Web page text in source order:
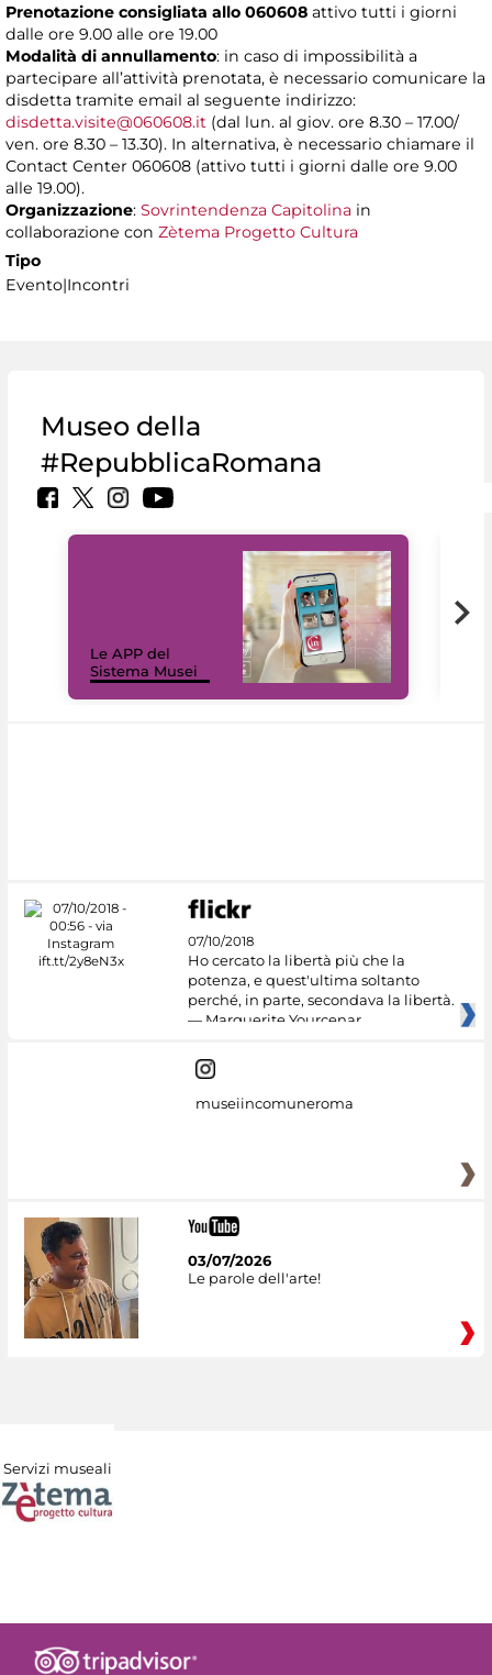
Prenotazione consigliata allo 060608 attivo tutti i giorni
dalle ore 9.00 alle ore 19.00
Modalità di annullamento: in caso di impossibilità a
partecipare all’attività prenotata, è necessario comunicare la
disdetta tramite email al seguente indirizzo:
disdetta.visite@060608.it (dal lun. al giov. ore 8.30 – 17.00/
ven. ore 8.30 – 13.30). In alternativa, è necessario chiamare il
Contact Center 060608 (attivo tutti i giorni dalle ore 9.00
alle 19.00).
Organizzazione: Sovrintendenza Capitolina in
collaborazione con Zètema Progetto Cultura
Tipo
Evento|Incontri
Museo della
#RepubblicaRomana
Le APP del
Sistema Musei
07/10/2018
Ho cercato la libertà più che la
potenza, e quest'ultima soltanto
perché, in parte, secondava la libertà.
— Marguerite Yourcenar
museiincomuneroma
03/07/2026
Le parole dell'arte!
Servizi museali